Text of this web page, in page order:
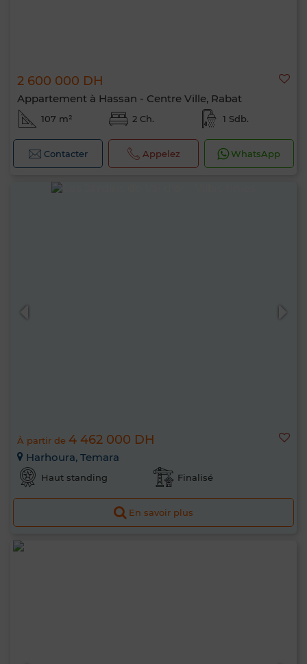
2 600 000 DH
Appartement à Hassan - Centre Ville, Rabat
107 m² 2 Ch. 1 Sdb.
Contacter Appelez WhatsApp
À partir de 4 462 000 DH
Harhoura, Temara
Haut standing Finalisé
En savoir plus